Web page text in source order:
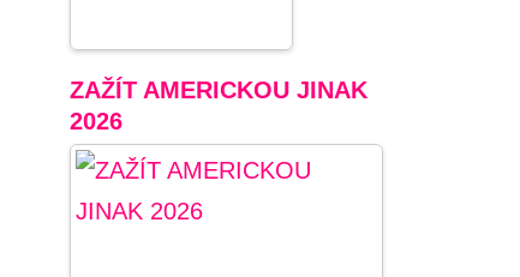
ZAŽÍT AMERICKOU JINAK
2026